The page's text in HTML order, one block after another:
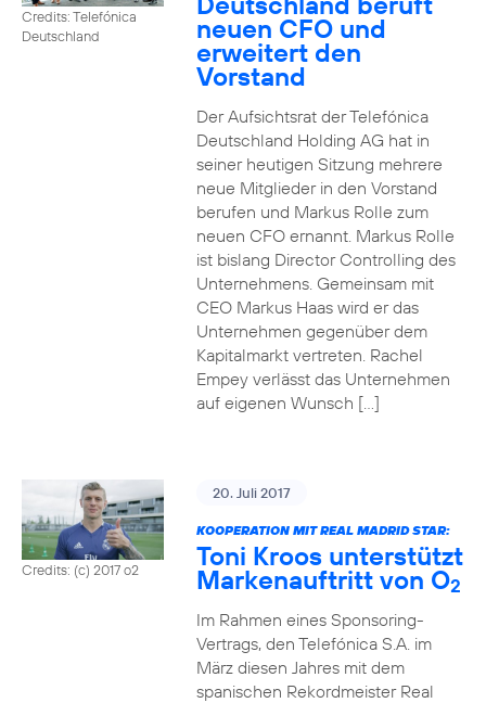
Credits: Telefónica
Deutschland
neuen CFO und
erweitert den
Vorstand
Der Aufsichtsrat der Telefónica
Deutschland Holding AG hat in
seiner heutigen Sitzung mehrere
neue Mitglieder in den Vorstand
berufen und Markus Rolle zum
neuen CFO ernannt. Markus Rolle
ist bislang Director Controlling des
Unternehmens. Gemeinsam mit
CEO Markus Haas wird er das
Unternehmen gegenüber dem
Kapitalmarkt vertreten. Rachel
Empey verlässt das Unternehmen
auf eigenen Wunsch […]
Credits: (c) 2017 o2
20. Juli 2017
KOOPERATION MIT REAL MADRID STAR:
Toni Kroos unterstützt
Markenauftritt von O2
Im Rahmen eines Sponsoring-
Vertrags, den Telefónica S.A. im
März diesen Jahres mit dem
spanischen Rekordmeister Real